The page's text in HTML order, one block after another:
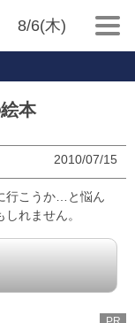
8/6(木)
本
2010/07/15
行こうか…と悩ん
れません。